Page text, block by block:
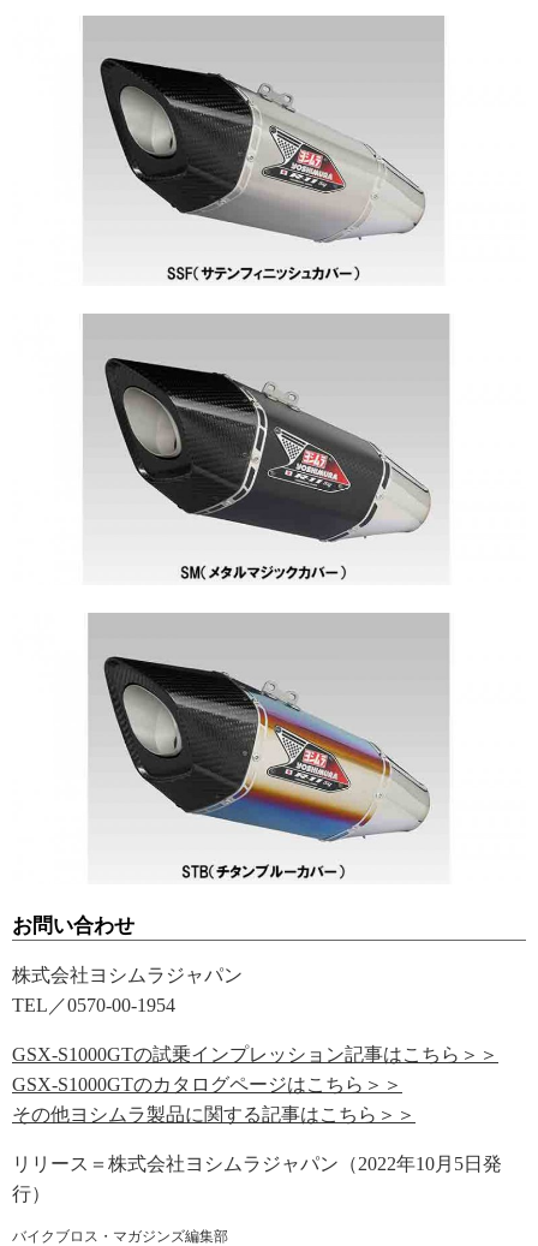
お問い合わせ
株式会社ヨシムラジャパン
TEL／0570-00-1954
GSX-S1000GTの試乗インプレッション記事はこちら＞＞
GSX-S1000GTのカタログページはこちら＞＞
その他ヨシムラ製品に関する記事はこちら＞＞
リリース＝株式会社ヨシムラジャパン（2022年10月5日発
行）
バイクブロス・マガジンズ編集部